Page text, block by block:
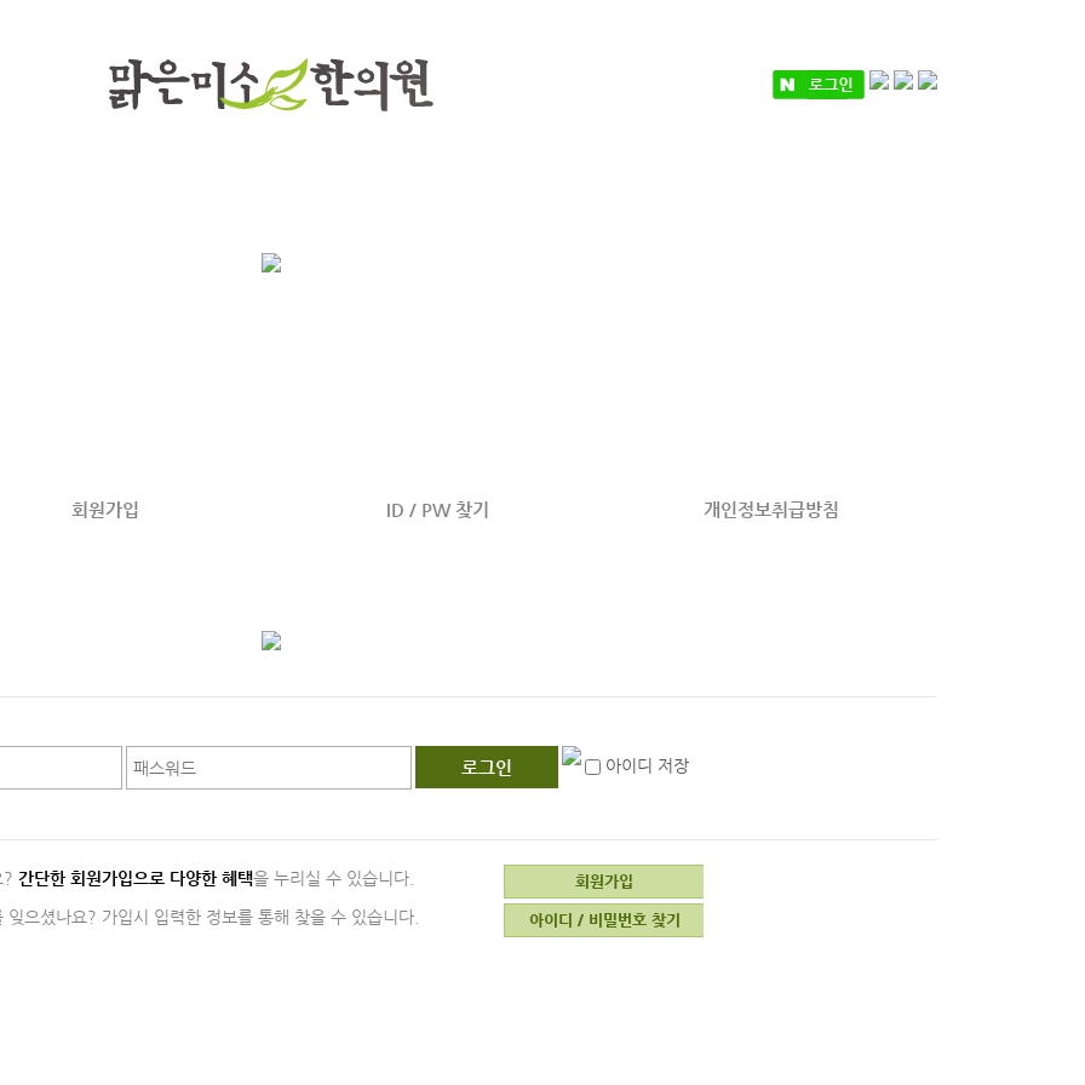
회원가입 ID / PW 찾기 개인정보취급방침
로그인 아이디 저장
? 간단한 회원가입으로 다양한 혜택을 누리실 수 있습니다. 회원가입
잊으셨나요? 가입시 입력한 정보를 통해 찾을 수 있습니다. 아이디 / 비밀번호 찾기